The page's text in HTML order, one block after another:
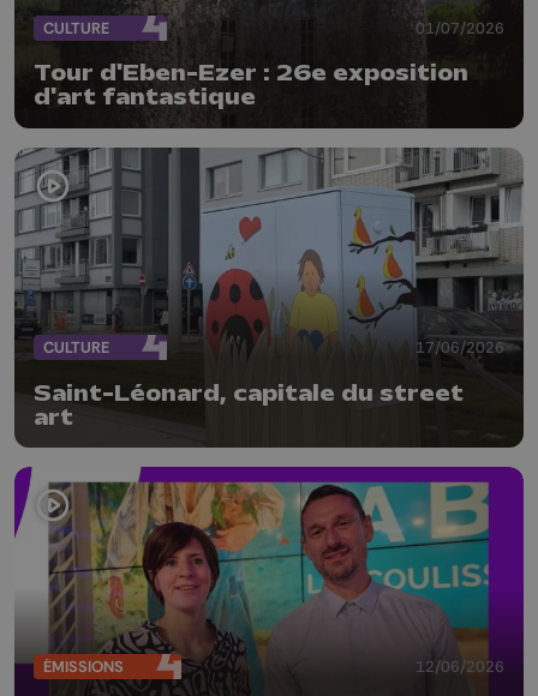
CULTURE 01/07/2026
Tour d'Eben-Ezer : 26e exposition
d'art fantastique
CULTURE 17/06/2026
Saint-Léonard, capitale du street
art
ÉMISSIONS 12/06/2026